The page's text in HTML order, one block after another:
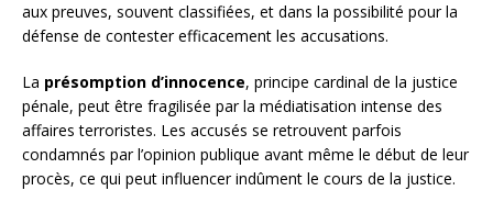
aux preuves, souvent classifiées, et dans la possibilité pour la
défense de contester efficacement les accusations.
La présomption d’innocence, principe cardinal de la justice
pénale, peut être fragilisée par la médiatisation intense des
affaires terroristes. Les accusés se retrouvent parfois
condamnés par l’opinion publique avant même le début de leur
procès, ce qui peut influencer indûment le cours de la justice.